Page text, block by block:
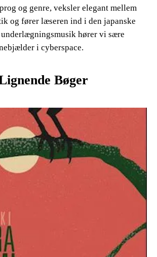
og genre, veksler elegant mellem
og fører læseren ind i den japanske
hører vi sære
i cyberspace.
Bøger